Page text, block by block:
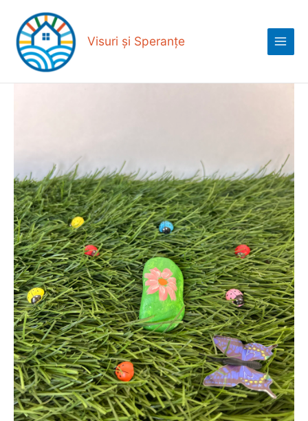
content
Visuri și Speranțe
Menu